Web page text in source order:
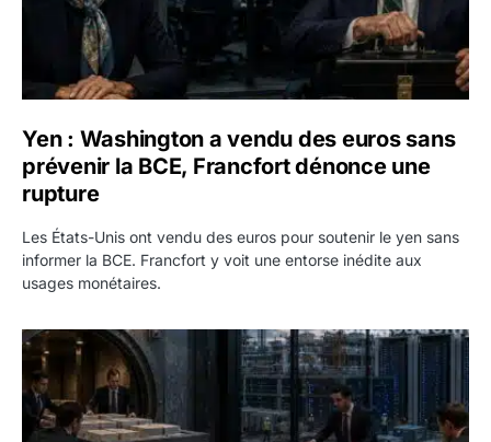
Yen : Washington a vendu des euros sans
prévenir la BCE, Francfort dénonce une
rupture
Les États-Unis ont vendu des euros pour soutenir le yen sans
informer la BCE. Francfort y voit une entorse inédite aux
usages monétaires.
Jane Street négocie le transfert de 11 milliards de